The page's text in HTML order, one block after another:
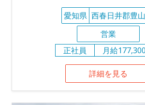
愛知県 西春日井郡豊
営業
正社員
月給
詳細を見る